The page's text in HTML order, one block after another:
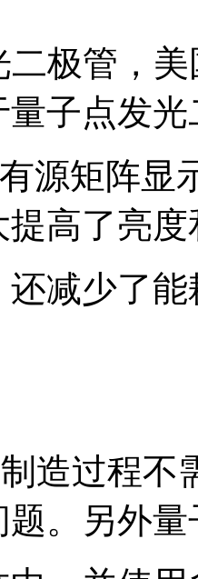
极管，美
子点发光
有源矩阵
提高了亮
减少了能
造过程不
。另外量